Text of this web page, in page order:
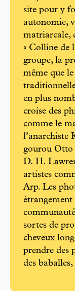
site pour y
autonomie,
matriarcale,
« Colline de
groupe, la
même que
en plus
croise des
comme le
l’anarchiste
gourou Otto
D. H.
artistes
Arp. Les
étrangement
sortes de
cheveux
prendre des
des